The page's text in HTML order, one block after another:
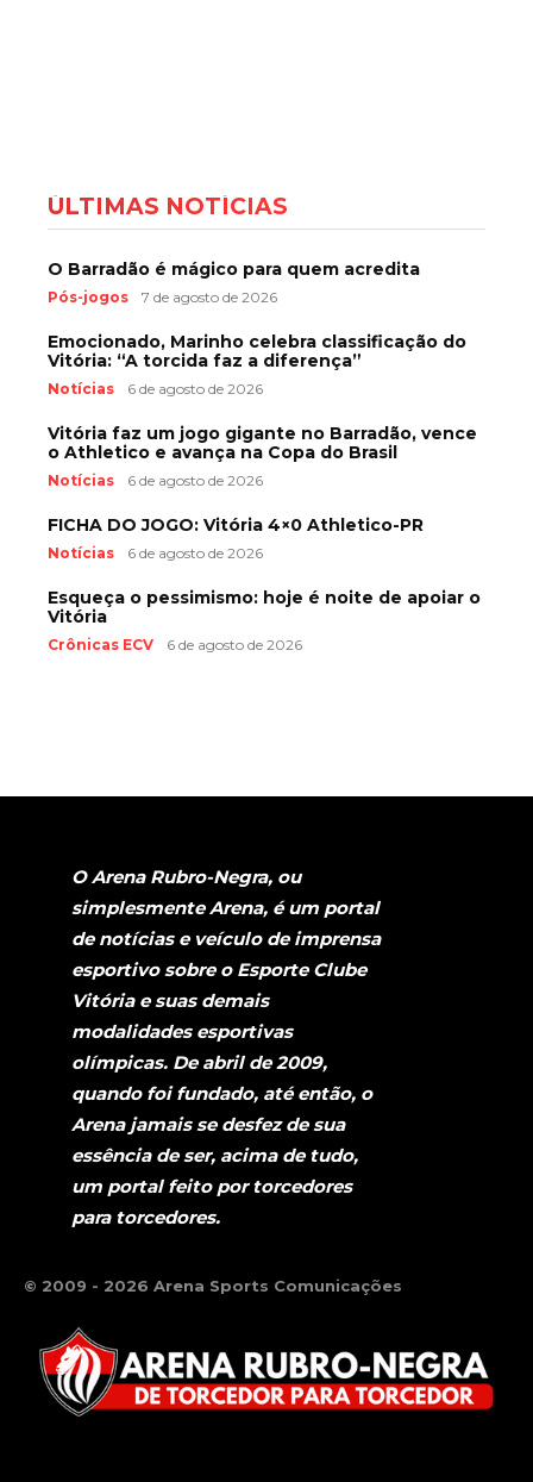
ÚLTIMAS NOTÍCIAS
O Barradão é mágico para quem acredita
Pós-jogos 7 de agosto de 2026
Emocionado, Marinho celebra classificação do
Vitória: “A torcida faz a diferença”
Notícias 6 de agosto de 2026
Vitória faz um jogo gigante no Barradão, vence
o Athletico e avança na Copa do Brasil
Notícias 6 de agosto de 2026
FICHA DO JOGO: Vitória 4×0 Athletico-PR
Notícias 6 de agosto de 2026
Esqueça o pessimismo: hoje é noite de apoiar o
Vitória
Crônicas ECV 6 de agosto de 2026
O Arena Rubro-Negra, ou
simplesmente Arena, é um portal
de notícias e veículo de imprensa
esportivo sobre o Esporte Clube
Vitória e suas demais
modalidades esportivas
olímpicas. De abril de 2009,
quando foi fundado, até então, o
Arena jamais se desfez de sua
essência de ser, acima de tudo,
um portal feito por torcedores
para torcedores.
© 2009 - 2026 Arena Sports Comunicações